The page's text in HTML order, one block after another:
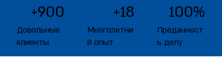
900+
Довольные
клиенты
18+
Многолетни
й опыт
100%
Преданност
ь делу